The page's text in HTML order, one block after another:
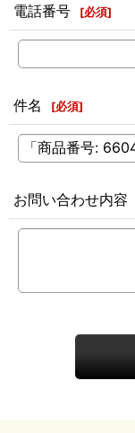
電話番号 [必須]
件名 [必須]
お問い合わせ内容